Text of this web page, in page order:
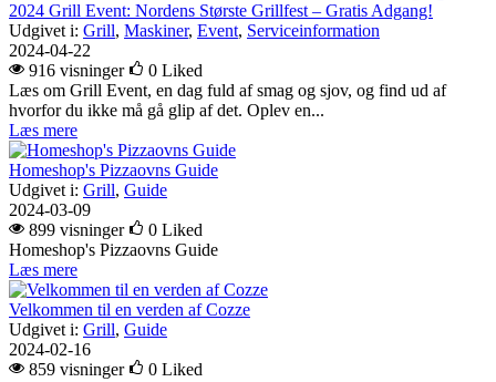
2024 Grill Event: Nordens Største Grillfest – Gratis Adgang!
Udgivet i: Grill, Maskiner, Event, Serviceinformation
2024-04-22
916 visninger
0 Liked
Læs om Grill Event, en dag fuld af smag og sjov, og find ud af
hvorfor du ikke må gå glip af det. Oplev en...
Læs mere
Homeshop's Pizzaovns Guide
Udgivet i: Grill, Guide
2024-03-09
899 visninger
0 Liked
Homeshop's Pizzaovns Guide
Læs mere
Velkommen til en verden af Cozze
Udgivet i: Grill, Guide
2024-02-16
859 visninger
0 Liked